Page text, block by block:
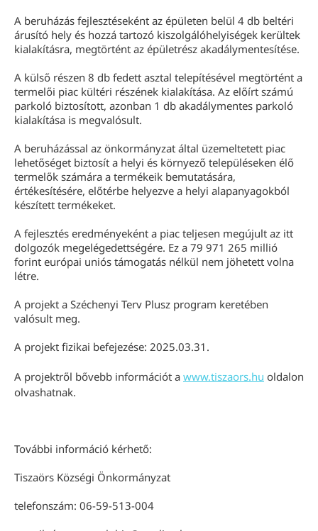
A beruházás fejlesztéseként az épületen belül 4 db beltéri
árusító hely és hozzá tartozó kiszolgálóhelyiségek kerültek
kialakításra, megtörtént az épületrész akadálymentesítése.
A külső részen 8 db fedett asztal telepítésével megtörtént a
termelői piac kültéri részének kialakítása. Az előírt számú
parkoló biztosított, azonban 1 db akadálymentes parkoló
kialakítása is megvalósult.
A beruházással az önkormányzat által üzemeltetett piac
lehetőséget biztosít a helyi és környező településeken élő
termelők számára a termékeik bemutatására,
értékesítésére, előtérbe helyezve a helyi alapanyagokból
készített termékeket.
A fejlesztés eredményeként a piac teljesen megújult az itt
dolgozók megelégedettségére. Ez a 79 971 265 millió
forint európai uniós támogatás nélkül nem jöhetett volna
létre.
A projekt a Széchenyi Terv Plusz program keretében
valósult meg.
A projekt fizikai befejezése: 2025.03.31.
A projektről bővebb információt a www.tiszaors.hu oldalon
olvashatnak.
További információ kérhető:
Tiszaörs Községi Önkormányzat
telefonszám: 06-59-513-004